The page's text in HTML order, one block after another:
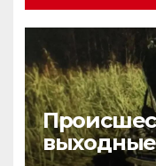
выходные